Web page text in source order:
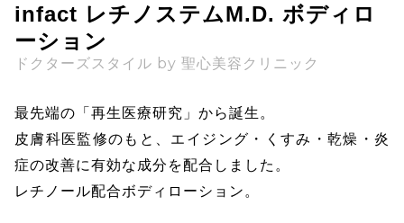
infact レチノステムM.D. ボディロ
ーション
ドクターズスタイル by 聖心美容クリニック
最先端の「再生医療研究」から誕生。
皮膚科医監修のもと、エイジング・くすみ・乾燥・炎
症の改善に有効な成分を配合しました。
レチノール配合ボディローション。